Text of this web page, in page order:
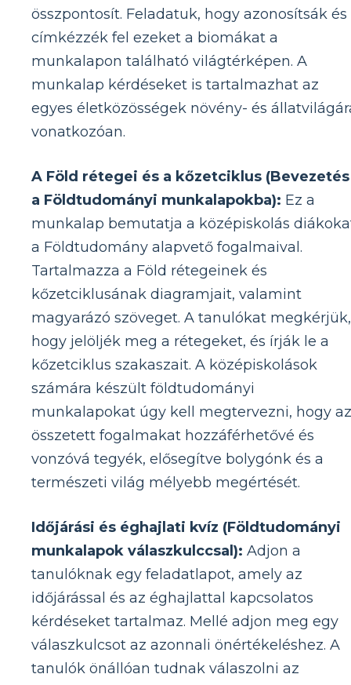
összpontosít. Feladatuk, hogy azonosítsák és
címkézzék fel ezeket a biomákat a
munkalapon található világtérképen. A
munkalap kérdéseket is tartalmazhat az
egyes életközösségek növény- és
vonatkozóan.
A Föld rétegei és a kőzetciklus (Bevezetés
a Földtudományi munkalapokba): Ez a
munkalap bemutatja a középiskolás
a Földtudomány alapvető fogalmaival.
Tartalmazza a Föld rétegeinek és
kőzetciklusának diagramjait, valamint
magyarázó szöveget. A tanulókat megkérjük,
hogy jelöljék meg a rétegeket, és írják le a
kőzetciklus szakaszait. A középiskolások
számára készült földtudományi
munkalapokat úgy kell megtervezni, hogy az
összetett fogalmakat hozzáférhetővé és
vonzóvá tegyék, elősegítve bolygónk és a
természeti világ mélyebb megértését.
Időjárási és éghajlati kvíz (Földtudományi
munkalapok válaszkulccsal): Adjon a
tanulóknak egy feladatlapot, amely az
időjárással és az éghajlattal kapcsolatos
kérdéseket tartalmaz. Mellé adjon meg egy
válaszkulcsot az azonnali önértékeléshez. A
tanulók önállóan tudnak válaszolni az